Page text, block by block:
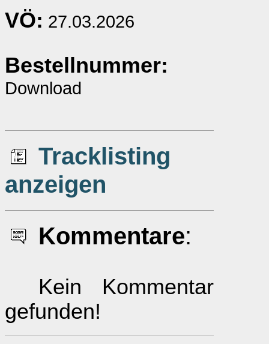
VÖ: 27.03.2026
Bestellnummer:
Download
Tracklisting
anzeigen
Kommentare:
Kein Kommentar
gefunden!